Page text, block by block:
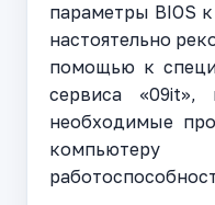
параметры BIOS
настоятельно
помощью к
сервиса «09it»,
необходимые